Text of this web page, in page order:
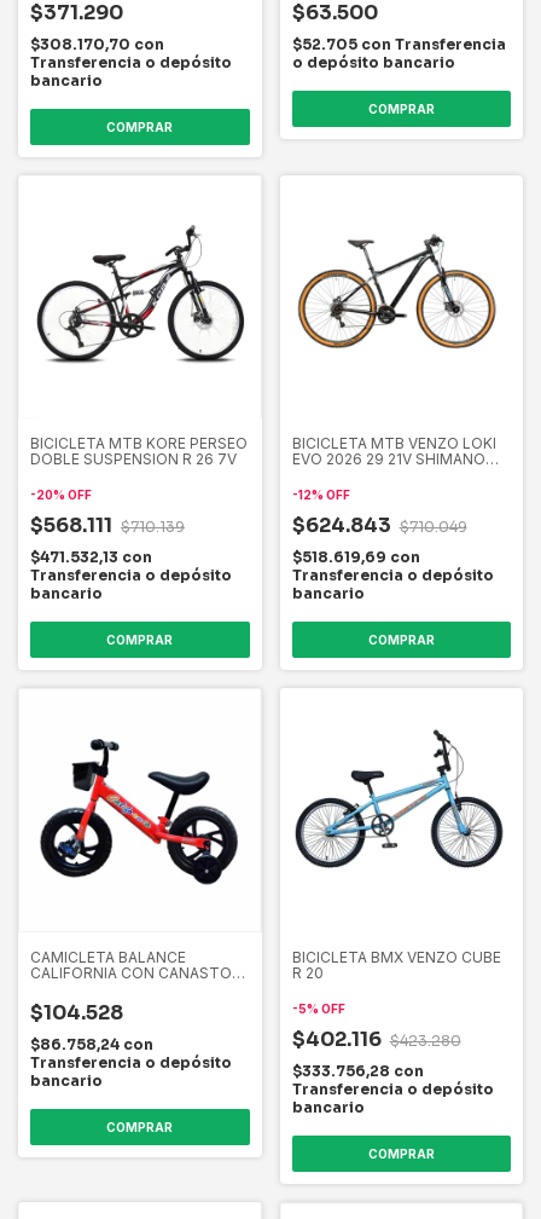
$371.290
$308.170,70 con
Transferencia o depósito
bancario
COMPRAR
$63.500
$52.705 con Transferencia
o depósito bancario
COMPRAR
BICICLETA MTB KORE PERSEO
DOBLE SUSPENSION R 26 7V
-20% OFF
$568.111 $710.139
$471.532,13 con
Transferencia o depósito
bancario
COMPRAR
BICICLETA MTB VENZO LOKI
EVO 2026 29 21V SHIMANO
-12% OFF
$624.843 $710.049
$518.619,69 con
Transferencia o depósito
bancario
COMPRAR
CAMICLETA BALANCE
CALIFORNIA CON CANASTO
$104.528
$86.758,24 con
Transferencia o depósito
bancario
COMPRAR
BICICLETA BMX VENZO CUBE
R 20
-5% OFF
$402.116 $423.280
$333.756,28 con
Transferencia o depósito
bancario
COMPRAR